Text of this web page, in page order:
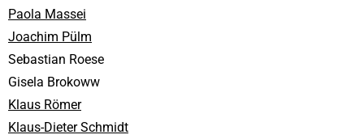
Paola Massei
Joachim Pülm
Sebastian Roese
Gisela Brokoww
Klaus Römer
Klaus-Dieter Schmidt